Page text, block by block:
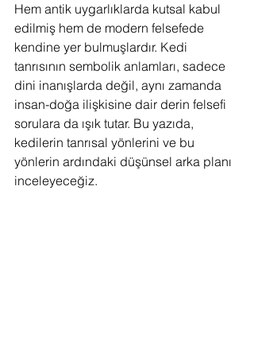
Hem antik uygarlıklarda kutsal kabul
edilmiş hem de modern felsefede
kendine yer bulmuşlardır. Kedi
tanrısının sembolik anlamları, sadece
dini inanışlarda değil, aynı zamanda
insan-doğa ilişkisine dair derin felsefi
sorulara da ışık tutar. Bu yazıda,
kedilerin tanrısal yönlerini ve bu
yönlerin ardındaki düşünsel arka planı
inceleyeceğiz.